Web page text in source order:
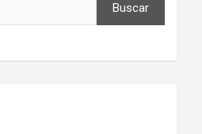
Buscar